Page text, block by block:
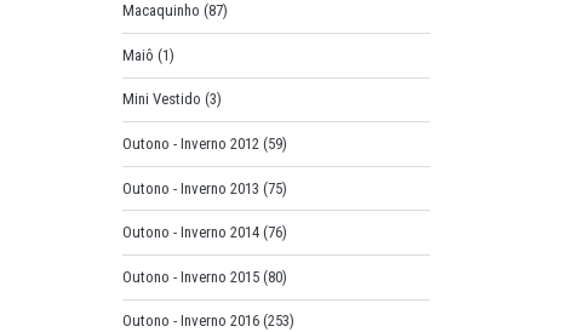
Macaquinho (87)
Maiô (1)
Mini Vestido (3)
Outono - Inverno 2012 (59)
Outono - Inverno 2013 (75)
Outono - Inverno 2014 (76)
Outono - Inverno 2015 (80)
Outono - Inverno 2016 (253)